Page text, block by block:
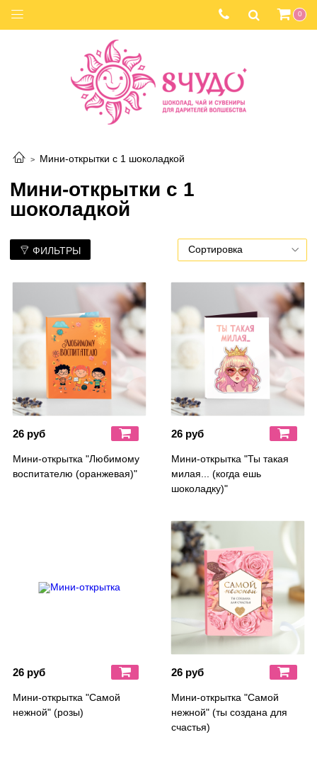
0
Мини-открытки с 1 шоколадкой
Мини-открытки с 1
шоколадкой
ФИЛЬТРЫ
26 руб
Мини-открытка "Любимому
воспитателю (оранжевая)"
26 руб
Мини-открытка "Ты такая
милая... (когда ешь
шоколадку)"
26 руб
Мини-открытка "Самой
нежной" (розы)
26 руб
Мини-открытка "Самой
нежной" (ты создана для
счастья)